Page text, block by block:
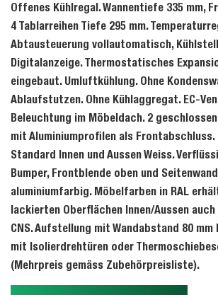
Offenes Kühlregal. Wannentiefe 335 mm,
4 Tablarreihen Tiefe 295 mm.
Abtausteuerung vollautomatisch,
Digitalanzeige. Thermostatisches
eingebaut. Umluftkühlung. Ohne
Ablaufstutzen. Ohne Kühlaggregat. EC-
Beleuchtung im Möbeldach. 2
mit Aluminiumprofilen als
Standard Innen und Aussen Weiss.
Bumper, Frontblende oben und
aluminiumfarbig. Möbelfarben in RAL
lackierten Oberflächen Innen/Aussen
CNS. Aufstellung mit Wandabstand 80 mm
mit Isolierdrehtüren oder
(Mehrpreis gemäss Zubehörpreisliste).